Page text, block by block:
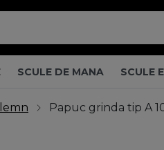
SCULE DE MANA SCULE
Papuc grinda tip A